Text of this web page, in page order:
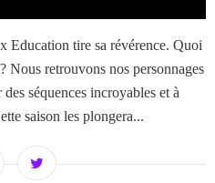
Education tire sa révérence. Quoi
Nous retrouvons nos personnages
séquences incroyables et à
saison les plongera...